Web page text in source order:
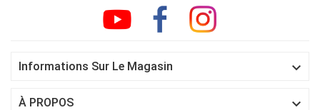
Informations Sur Le Magasin 
À PROPOS 